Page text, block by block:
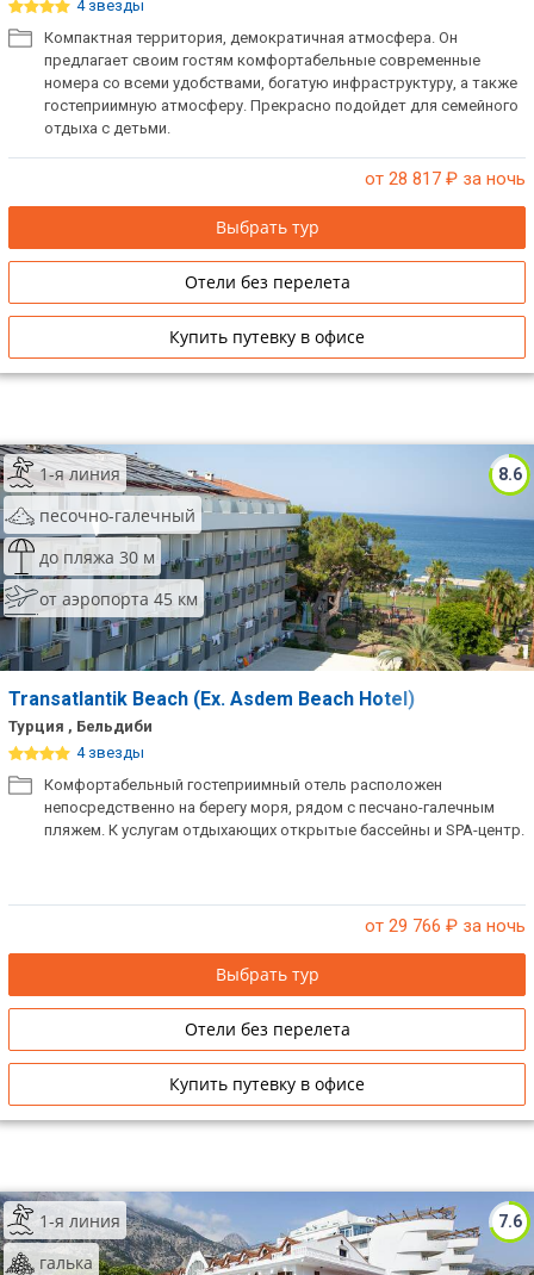
4 звезды
Компактная территория, демократичная атмосфера. Он
предлагает своим гостям комфортабельные современные
номера со всеми удобствами, богатую инфраструктуру, а также
гостеприимную атмосферу. Прекрасно подойдет для семейного
отдыха с детьми.
от 28 817 ₽ за ночь
Выбрать тур
Отели без перелета
Купить путевку в офисе
8.6
1-я линия
песочно-галечный
до пляжа 30 м
от аэропорта 45 км
Transatlantik Beach (Ex. Asdem Beach Hotel)
Турция , Бельдиби
4 звезды
Комфортабельный гостеприимный отель расположен
непосредственно на берегу моря, рядом с песчано-галечным
пляжем. К услугам отдыхающих открытые бассейны и SPA-центр.
от 29 766 ₽ за ночь
Выбрать тур
Отели без перелета
Купить путевку в офисе
7.6
1-я линия
галька